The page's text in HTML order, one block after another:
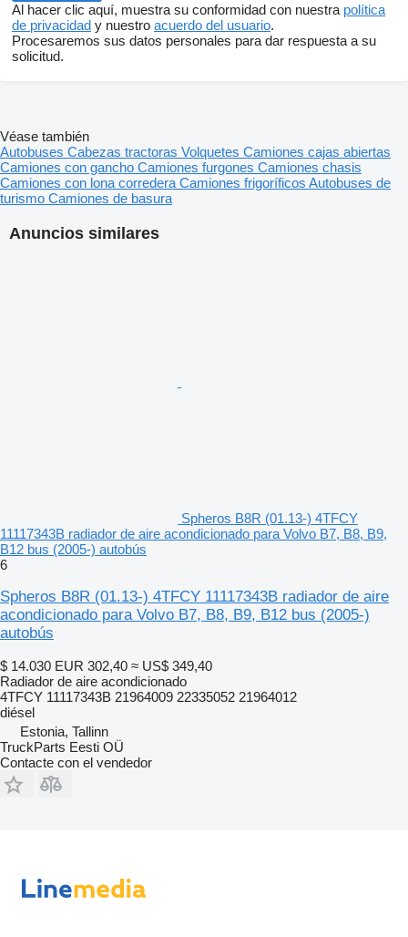
Al hacer clic aquí, muestra su conformidad con nuestra política
de privacidad y nuestro acuerdo del usuario.
Procesaremos sus datos personales para dar respuesta a su
solicitud.
Anuncios similares
Spheros B8R (01.13-) 4TFCY
11117343B radiador de aire acondicionado para Volvo B7, B8, B9,
B12 bus (2005-) autobús
6
Spheros B8R (01.13-) 4TFCY 11117343B radiador de aire
acondicionado para Volvo B7, B8, B9, B12 bus (2005-)
autobús
$ 14.030 EUR 302,40 ≈ US$ 349,40
Radiador de aire acondicionado
4TFCY 11117343B 21964009 22335052 21964012
diésel
Estonia, Tallinn
TruckParts Eesti OÜ
Contacte con el vendedor
Véase también
Autobuses Cabezas tractoras Volquetes Camiones cajas abiertas
Camiones con gancho Camiones furgones Camiones chasis
Camiones con lona corredera Camiones frigoríficos Autobuses de
turismo Camiones de basura